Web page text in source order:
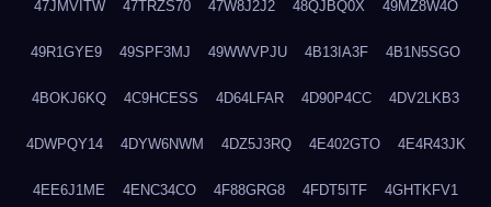
47JMVITW 47TRZS70 47W8J2J2 48QJBQ0X 49MZ8W4O
49R1GYE9 49SPF3MJ 49WWVPJU 4B13IA3F 4B1N5SGO
4BOKJ6KQ 4C9HCESS 4D64LFAR 4D90P4CC 4DV2LKB3
4DWPQY14 4DYW6NWM 4DZ5J3RQ 4E402GTO 4E4R43JK
4EE6J1ME 4ENC34CO 4F88GRG8 4FDT5ITF 4GHTKFV1